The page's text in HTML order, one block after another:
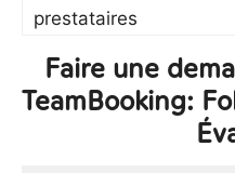
prestataires
Faire une
TeamBooking: